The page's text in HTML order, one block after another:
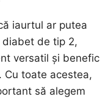
iaurtul ar putea
de tip 2,
versatil și benefic
Cu toate acestea,
să alegem